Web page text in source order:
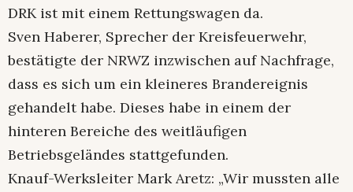
DRK ist mit einem Rettungswagen da.
Sven Haberer, Sprecher der Kreisfeuerwehr,
bestätigte der NRWZ inzwischen auf Nachfrage,
dass es sich um ein kleineres Brandereignis
gehandelt habe. Dieses habe in einem der
hinteren Bereiche des weitläufigen
Betriebsgeländes stattgefunden.
Knauf-Werksleiter Mark Aretz: „Wir mussten alle